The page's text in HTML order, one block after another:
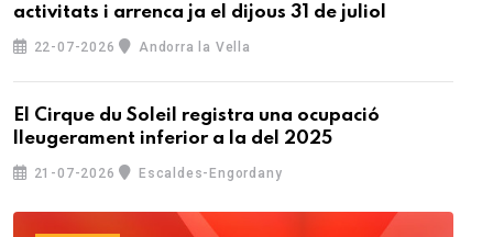
activitats i arrenca ja el dijous 31 de juliol
22-07-2026 Andorra la Vella
El Cirque du Soleil registra una ocupació
lleugerament inferior a la del 2025
21-07-2026 Escaldes-Engordany